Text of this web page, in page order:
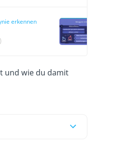
erkennen
und wie du damit